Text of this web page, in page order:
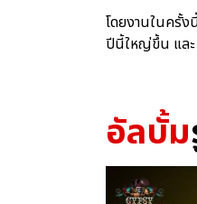
โดยงานในครั้ง
ปีนี้ใหญ่ขึ้น และ
อัลบั้ม